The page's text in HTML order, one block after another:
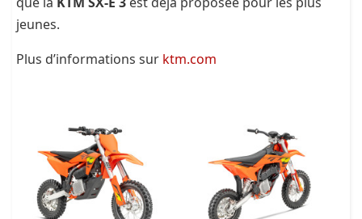
jeunes.
Plus d’informations sur ktm.com